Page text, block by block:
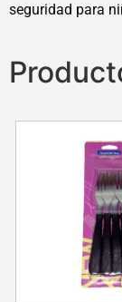
seguridad para